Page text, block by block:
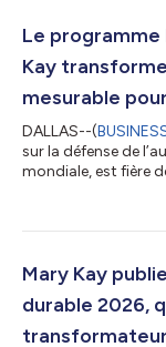
Le programme
Kay
mesurable
DALLAS--(
sur la défense de
mondiale, est fière
multiples facettes
communautés.
millions de doll...
Mary Kay
durable 2026,